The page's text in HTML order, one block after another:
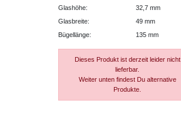
Glashöhe:
32,7 mm
Glasbreite:
49 mm
Bügellänge:
135 mm
Dieses Produkt ist derzeit leider nicht
lieferbar.
Weiter unten findest Du alternative
Produkte.